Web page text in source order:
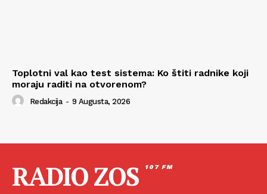
Toplotni val kao test sistema: Ko štiti radnike koji
moraju raditi na otvorenom?
Redakcija - 9 Augusta, 2026
RADIO ZOS 107 FM